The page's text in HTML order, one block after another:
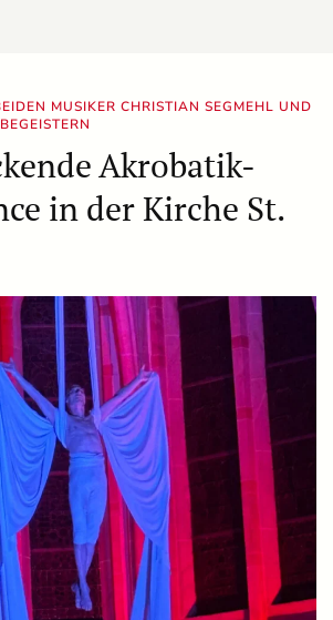
MUSIKER CHRISTIAN SEGMEHL UND
Akrobatik-
in der Kirche St.